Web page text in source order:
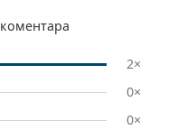
2×
0×
0×